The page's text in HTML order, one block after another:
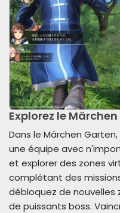
Explorez le
Dans le Märchen
une équipe avec
et explorer des zones
complétant des
débloquez de
de puissants boss.